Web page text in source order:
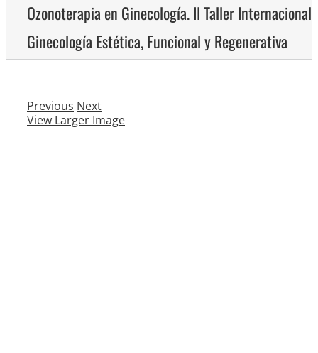
Ozonoterapia en Ginecología. II Taller Internacional
Ginecología Estética, Funcional y Regenerativa
Previous Next
View Larger Image